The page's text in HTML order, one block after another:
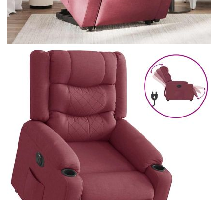
Безплатна доставка до адрес при плащане по банков път
Виненочервен
Материал:
Плат (100% полиестер), метал,
шперплат
EAN code:
8721158417374
Височина на седалката от
43,5-44,5 см
Дълбочина на седалката:
58,5 см
Ширина на седалката:
50 см
Височина на подлакътника от
земята:
56,5 см
Размери в легнало положение:
77 x 149,5 x 79 см (Ш x Д x В)
Пълнежен материал:
Дунапрен, PP влакна
Размери в седнало положение:
77 x 93 x 99 см (Ш x Д x В)
Макс. капацитет на тегло:
Вход на електромотора:
DC 24 V, 1,5 A
Мощност на електромотора:
100-240 V~, 50-60 Hz